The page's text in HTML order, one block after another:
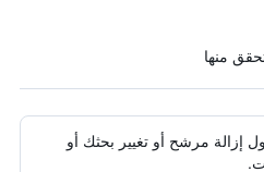
إزالة مرشح أو تغيير بحثك أو